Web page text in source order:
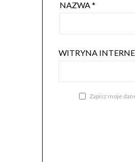
NAZWA*
WITRYNA
Zapisz moje